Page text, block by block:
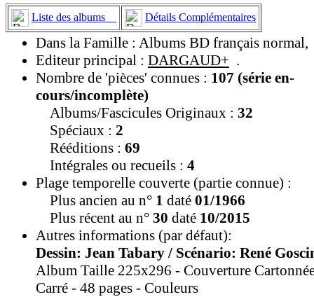
Liste des albums Détails Complémentaires
Dans la Famille : Albums BD français normal,
Editeur principal : DARGAUD+ .
Nombre de 'pièces' connues : 107 (série en-
cours/incomplète)
Albums/Fascicules Originaux : 32
Spéciaux : 2
Rééditions : 69
Intégrales ou recueils : 4
Plage temporelle couverte (partie connue) :
Plus ancien au n° 1 daté 01/1966
Plus récent au n° 30 daté 10/2015
Autres informations (par défaut):
Dessin: Jean Tabary / Scénario: René
Album Taille 225x296 - Couverture
Carré - 48 pages - Couleurs